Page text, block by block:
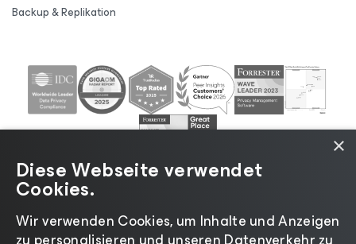
Backup & Replikation
×
Diese Webseite verwendet
Cookies.
Wir verwenden Cookies, um Inhalte und Anzeigen